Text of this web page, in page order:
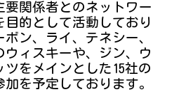
要関係者とのネットワー
目的として活動しており
ン、ライ、テネシー、
ウィスキーや、ジン、ウ
ツをメインとした15社の
を予定しております。